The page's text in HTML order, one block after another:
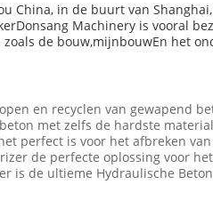
China, in de buurt van
Machinery is vooral
de bouw,mijnbouwEn het
en recyclen van gewapend
met zelfs de hardste
perfect is voor het afbreken
de perfecte oplossing voor
is de ultieme Hydraulische